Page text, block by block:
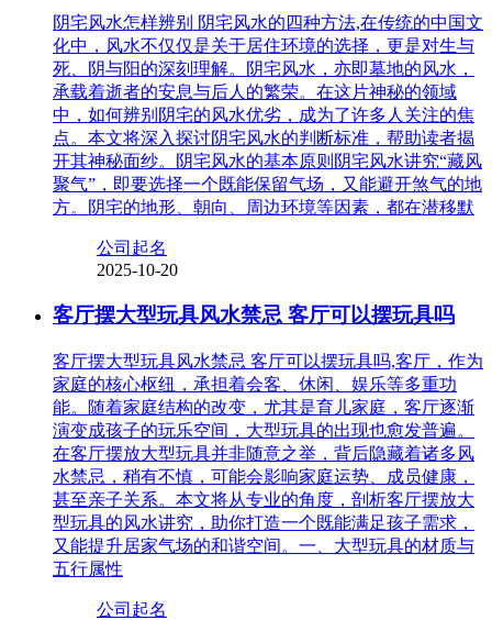
阴宅风水怎样辨别 阴宅风水的四种方法,在传统的中国文
化中，风水不仅仅是关于居住环境的选择，更是对生与
死、阴与阳的深刻理解。阴宅风水，亦即墓地的风水，
承载着逝者的安息与后人的繁荣。在这片神秘的领域
中，如何辨别阴宅的风水优劣，成为了许多人关注的焦
点。本文将深入探讨阴宅风水的判断标准，帮助读者揭
开其神秘面纱。阴宅风水的基本原则阴宅风水讲究“藏风
聚气”，即要选择一个既能保留气场，又能避开煞气的地
方。阴宅的地形、朝向、周边环境等因素，都在潜移默
公司起名
2025-10-20
客厅摆大型玩具风水禁忌 客厅可以摆玩具吗
客厅摆大型玩具风水禁忌 客厅可以摆玩具吗,客厅，作为
家庭的核心枢纽，承担着会客、休闲、娱乐等多重功
能。随着家庭结构的改变，尤其是育儿家庭，客厅逐渐
演变成孩子的玩乐空间，大型玩具的出现也愈发普遍。
在客厅摆放大型玩具并非随意之举，背后隐藏着诸多风
水禁忌，稍有不慎，可能会影响家庭运势、成员健康，
甚至亲子关系。本文将从专业的角度，剖析客厅摆放大
型玩具的风水讲究，助你打造一个既能满足孩子需求，
又能提升居家气场的和谐空间。一、大型玩具的材质与
五行属性
公司起名